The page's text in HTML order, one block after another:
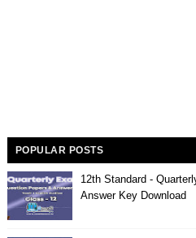
POPULAR POSTS
12th Standard -
Answer Key Download